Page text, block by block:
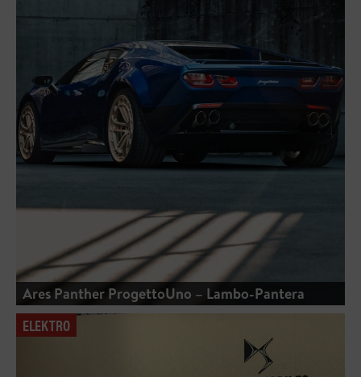
Ares Panther ProgettoUno – Lambo-Pantera
ELEKTRO